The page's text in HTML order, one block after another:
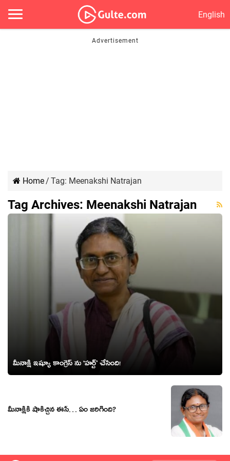
English
Home/ Tag: Meenakshi Natrajan
Tag Archives: Meenakshi Natrajan
మీనాక్షి ఇష్యూ కాంగ్రెస్ ను ‘హర్ట్’ చేసింది!
మీనాక్షికి షాకిచ్చిన ఈసీ… ఏం జరిగింది?